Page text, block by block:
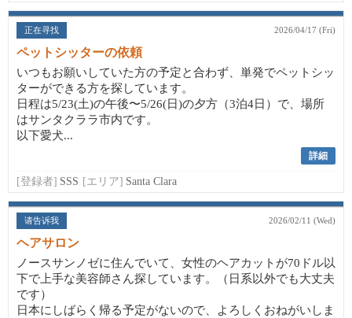
正在寻找 2026/04/17 (Fri)
ペットシッターの依頼
いつもお願いしていた方の予定と合わず、単発でペットシッ
ターができる方を探しています。
日程は5/23(土)の午後〜5/26(日)の夕方（3泊4日）で、場所
はサンタクララ市内です。
以下愛犬...
詳細
[登録者] SSS [エリア] Santa Clara
请告诉我 2026/02/11 (Wed)
ヘアサロン
ノースサンノゼに住んでいて、女性のヘアカットが70ドル以
下で上手な美容師さん探しています。（日系以外でも大丈夫
です）
日本にしばらく帰る予定がないので、よろしくおねがいしま